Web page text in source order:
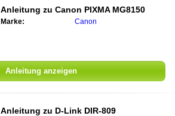
Anleitung zu Canon PIXMA MG8150
Marke: Canon
Anleitung anzeigen
Anleitung zu D-Link DIR-809